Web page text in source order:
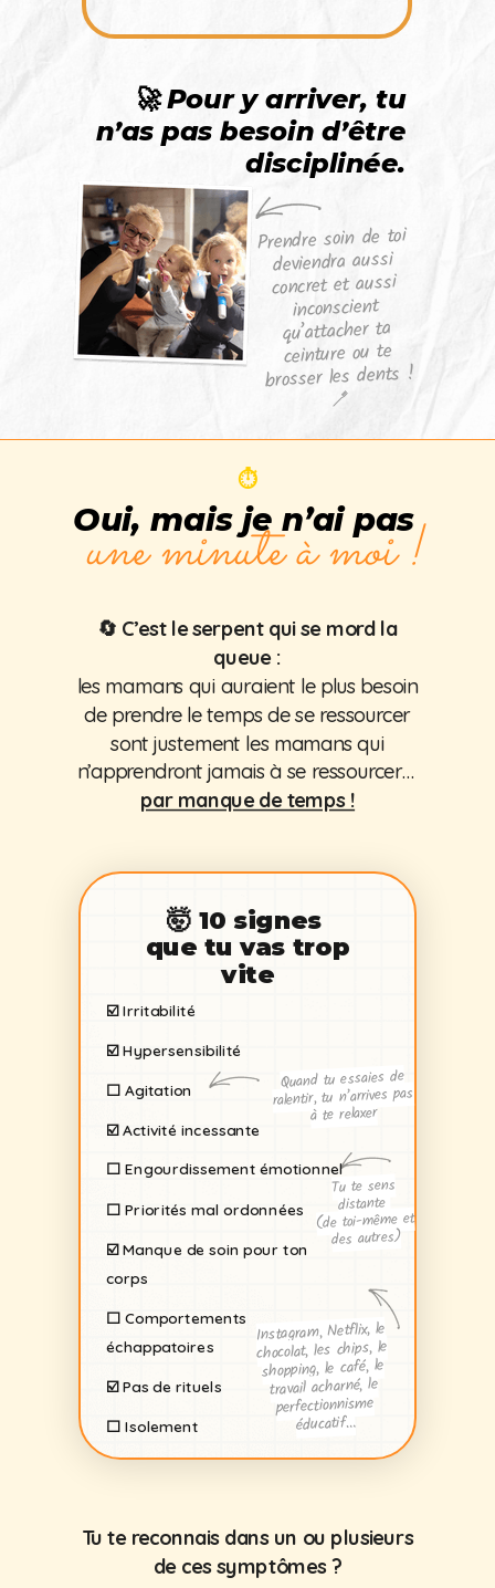
🚀 Pour y arriver, tu
n’as pas besoin d’être
disciplinée.
Prendre soin de toi
deviendra aussi
concret et aussi
inconscient
qu’attacher ta
ceinture ou te
brosser les dents !
🪥
Oui, mais je n’ai pas
une minute à moi !
⏱️
🔄 C’est le serpent qui se mord la
queue :
les mamans qui auraient le plus besoin
de prendre le temps de se ressourcer
sont justement les mamans qui
n’apprendront jamais à se ressourcer…
par manque de temps !
🤯 10 signes
que tu vas trop
vite
☑️ Irritabilité
☑️Hypersensibilité
⬜️ Agitation
☑️Activité incessante
⬜️Engourdissement émotionnel
⬜️ Priorités mal ordonnées
☑️Manque de soin pour ton
corps
⬜️ Comportements
échappatoires
☑️Pas de rituels
⬜️ Isolement
Quand tu essaies de
ralentir, tu n’arrives pas
à te relaxer
Tu te sens
distante
(de toi-même et
des autres)
Instagram, Netflix, le
chocolat, les chips, le
shopping, le café, le
travail acharné, le
perfectionnisme
éducatif…
Tu te reconnais dans un ou plusieurs
de ces symptômes ?